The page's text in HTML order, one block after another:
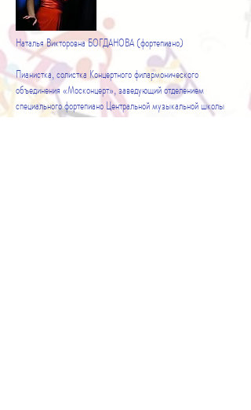
Наталья Викторовна БОГДАНОВА (фортепиано)
Пианистка, солистка Концертного филармонического
объединения «Москонцерт», заведующий отделением
специального фортепиано Центральной музыкальной школы
(колледжа) при Московской государственной консерватории